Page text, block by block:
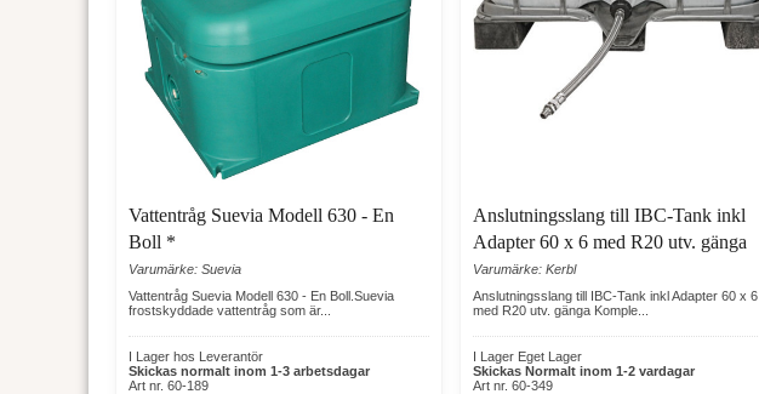
Vattentråg Suevia Modell 630 - En
Boll *
Varumärke: Suevia
Vattentråg Suevia Modell 630 - En Boll.Suevia
frostskyddade vattentråg som är...
I Lager hos Leverantör
Skickas normalt inom 1-3 arbetsdagar
Art nr. 60-189
Anslutningsslang till IBC-Tank inkl
Adapter 60 x 6 med R20 utv. gänga
Varumärke: Kerbl
Anslutningsslang till IBC-Tank inkl Adapter 60 x 6
med R20 utv. gänga Komple...
I Lager Eget Lager
Skickas Normalt inom 1-2 vardagar
Art nr. 60-349